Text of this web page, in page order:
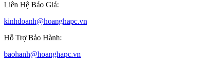
Liên Hệ Báo Giá:
kinhdoanh@hoanghapc.vn
Hỗ Trợ Bảo Hành:
baohanh@hoanghapc.vn